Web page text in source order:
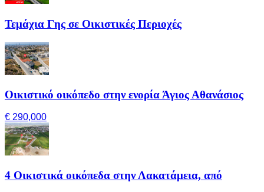
Τεμάχια Γης σε Οικιστικές Περιοχές
Οικιστικό οικόπεδο στην ενορία Άγιος Αθανάσιος
€ 290,000
4 Οικιστικά οικόπεδα στην Λακατάμεια, από